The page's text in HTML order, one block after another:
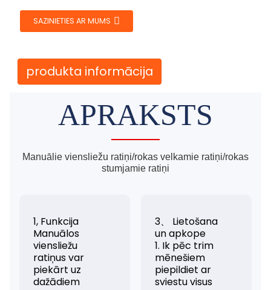
SAZINIETIES AR MUMS
produkta informācija
APRAKSTS
Manuālie viensliežu ratiņi/rokas velkamie ratiņi/rokas
stumjamie ratiņi
1, Funkcija
Manuālos
viensliežu
ratiņus var
piekārt uz
dažādiem
3、 Lietošana
un apkope
1. Ik pēc trim
mēnešiem
piepildiet ar
sviestu visus